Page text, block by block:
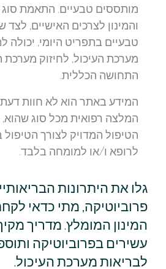
מותססים טבעיים. התאמת סוג
והמינון לצרכים האישיים, לצד
טבעיים בתפריט היומי, יכולה
מערכת העיכול, לחיזוק מערכת
התחושה הכללית.
המידע באתר הוא לא חוות דעת
המלצה רפואית מכל סוג שהוא,
הטיפול המדויק לצורך הטיפול
לרופא ו/או למומחה בלבד.
גלו את היתרונות
פרוביוטיקה, מתי כדאי
המינון המומלץ. מדריך מקיף
עשירים בפרוביוטיקה
לבריאות מערכת העיכול.